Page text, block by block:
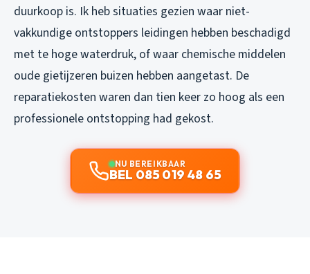
duurkoop is. Ik heb situaties gezien waar niet-
vakkundige ontstoppers leidingen hebben beschadigd
met te hoge waterdruk, of waar chemische middelen
oude gietijzeren buizen hebben aangetast. De
reparatiekosten waren dan tien keer zo hoog als een
professionele ontstopping had gekost.
NU BEREIKBAAR
BEL 085 019 48 65